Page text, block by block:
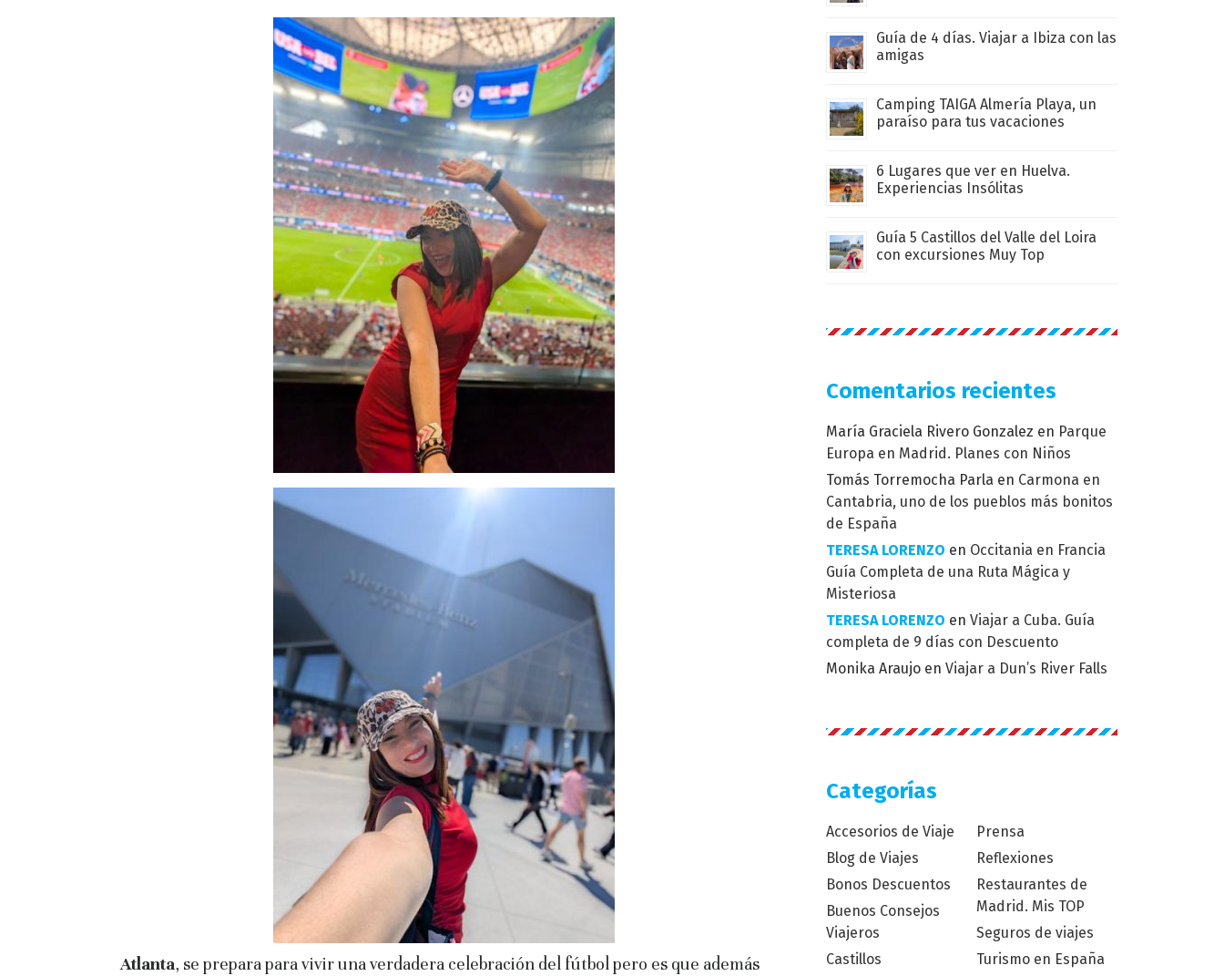
Atlanta, se prepara para vivir una verdadera celebración del fútbol pero es que además
Guía de 4 días. Viajar a Ibiza con las
amigas
Camping TAIGA Almería Playa, un
paraíso para tus vacaciones
6 Lugares que ver en Huelva.
Experiencias Insólitas
Guía 5 Castillos del Valle del Loira
con excursiones Muy Top
Comentarios recientes
María Graciela Rivero Gonzalez en Parque
Europa en Madrid. Planes con Niños
Tomás Torremocha Parla en Carmona en
Cantabria, uno de los pueblos más bonitos
de España
TERESA LORENZO en Occitania en Francia
Guía Completa de una Ruta Mágica y
Misteriosa
TERESA LORENZO en Viajar a Cuba. Guía
completa de 9 días con Descuento
Monika Araujo en Viajar a Dun’s River Falls
Categorías
Accesorios de Viaje
Blog de Viajes
Bonos Descuentos
Buenos Consejos
Viajeros
Castillos
Prensa
Reflexiones
Restaurantes de
Madrid. Mis TOP
Seguros de viajes
Turismo en España